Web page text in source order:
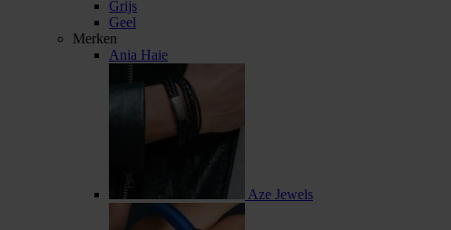
Grijs
Geel
Merken
Ania Haie
Aze Jewels